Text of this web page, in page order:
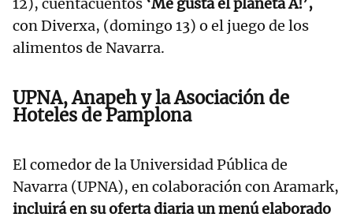
12), cuentacuentos ‘Me gusta el planeta A!’,
con Diverxa, (domingo 13) o el juego de los
alimentos de Navarra.
UPNA, Anapeh y la Asociación de
Hoteles de Pamplona
El comedor de la Universidad Pública de
Navarra (UPNA), en colaboración con Aramark,
incluirá en su oferta diaria un menú elaborado